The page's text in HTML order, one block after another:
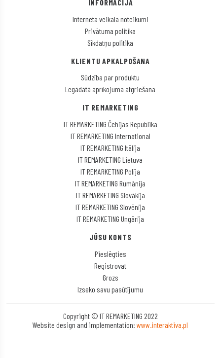
INFORMĀCIJA
Interneta veikala noteikumi
Privātuma politika
Sīkdatņu politika
KLIENTU APKALPOŠANA
Sūdzība par produktu
Legādātā aprīkojuma atgriešana
IT REMARKETING
IT REMARKETING Čehijas Republika
IT REMARKETING International
IT REMARKETING Itālija
IT REMARKETING Lietuva
IT REMARKETING Polija
IT REMARKETING Rumānija
IT REMARKETING Slovākija
IT REMARKETING Slovēnija
IT REMARKETING Ungārija
JŪSU KONTS
Pieslēgties
Registrovat
Grozs
Izseko savu pasūtījumu
Copyright © IT REMARKETING 2022
Website design and implementation:www.interaktiva.pl